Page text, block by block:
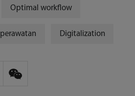
Optimal workflow
Digitalization